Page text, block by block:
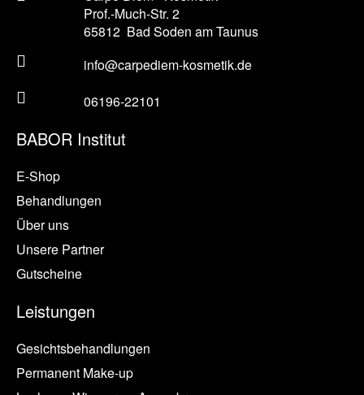
Prof.-Much-Str. 2
65812 Bad Soden am Taunus
info@carpediem-kosmetik.de
06196-22101
BABOR Institut
E-Shop
Behandlungen
Über uns
Unsere Partner
Gutscheine
Leistungen
Gesichtsbehandlungen
Permanent Make-up